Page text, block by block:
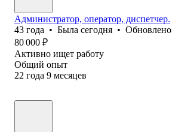
Администратор, оператор, диспетчер.
43 года • Была сегодня • Обновлено
80 000 ₽
Активно ищет работу
Общий опыт
22 года 9 месяцев